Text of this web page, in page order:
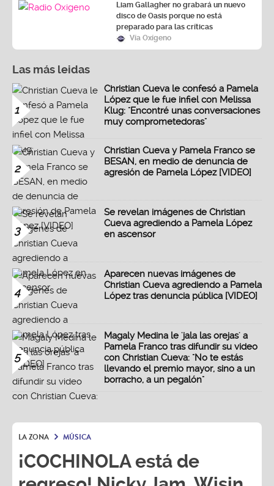
Liam Gallagher no grabará un nuevo
disco de Oasis porque no está
preparado para las críticas
Vía Oxígeno
Las más leidas
1
Christian Cueva le confesó a Pamela
López que le fue infiel con Melissa
Klug: "Encontré unas conversaciones
muy comprometedoras"
2
Christian Cueva y Pamela Franco se
BESAN, en medio de denuncia de
agresión de Pamela López [VIDEO]
3
Se revelan imágenes de Christian
Cueva agrediendo a Pamela López
en ascensor
4
Aparecen nuevas imágenes de
Christian Cueva agrediendo a Pamela
López tras denuncia pública [VIDEO]
5
Magaly Medina le 'jala las orejas' a
Pamela Franco tras difundir su video
con Christian Cueva: "No te estás
llevando el premio mayor, sino a un
borracho, a un pegalón"
LA ZONA MÚSICA
¡COCHINOLA está de